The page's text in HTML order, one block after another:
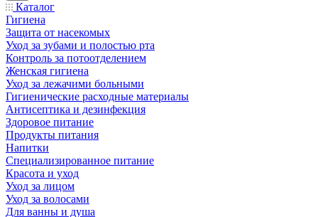
Каталог
Гигиена
Защита от насекомых
Уход за зубами и полостью рта
Контроль за потоотделением
Женская гигиена
Уход за лежачими больными
Гигиенические расходные материалы
Антисептика и дезинфекция
Здоровое питание
Продукты питания
Напитки
Специализированное питание
Красота и уход
Уход за лицом
Уход за волосами
Для ванны и душа